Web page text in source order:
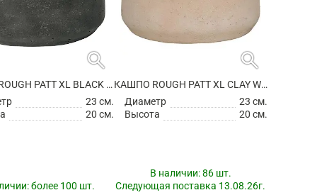
search
КАШПО ROUGH PATT XL BLACK WASHED
23 см.
20 см.
более 100 шт.
search
КАШПО ROUGH PATT XL CLAY WASHED
Диаметр
23 см.
Высота
20 см.
В наличии:86 шт.
Следующая поставка 13.08.26г.